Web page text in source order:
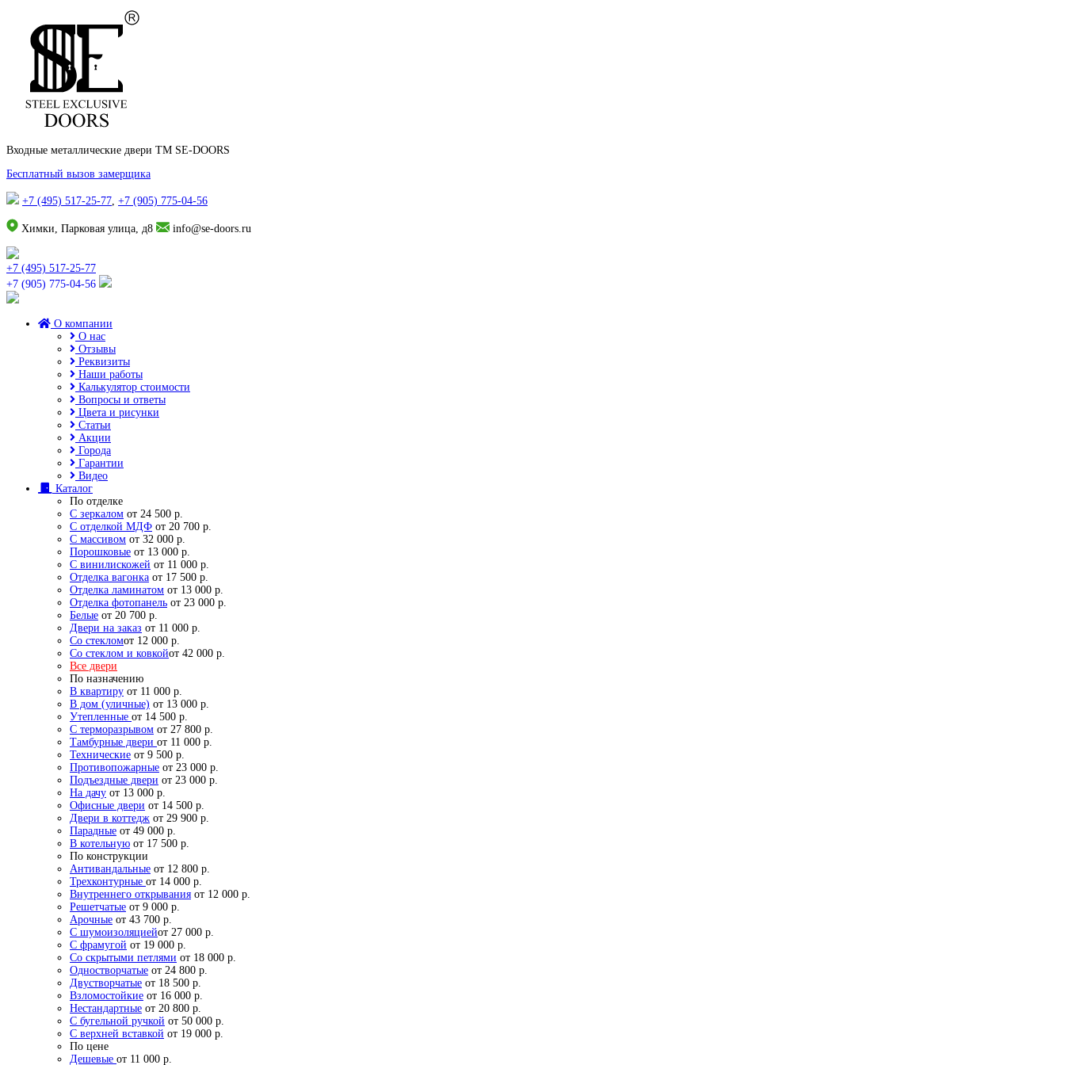
Входные металлические двери TM SE-DOORS
Бесплатный вызов замерщика
+7 (495) 517-25-77, +7 (905) 775-04-56
Химки, Парковая улица, д8 info@se-doors.ru
+7 (495) 517-25-77
+7 (905) 775-04-56
О компании
О нас
Отзывы
Реквизиты
Наши работы
Калькулятор стоимости
Вопросы и ответы
Цвета и рисунки
Статьи
Акции
Города
Гарантии
Видео
Каталог
По отделке
С зеркалом от 24 500 р.
С отделкой МДФ от 20 700 р.
С массивом от 32 000 р.
Порошковые от 13 000 р.
С винилискожей от 11 000 р.
Отделка вагонка от 17 500 р.
Отделка ламинатом от 13 000 р.
Отделка фотопанель от 23 000 р.
Белые от 20 700 р.
Двери на заказ от 11 000 р.
Со стекломот 12 000 р.
Со стеклом и ковкойот 42 000 р.
Все двери
По назначению
В квартиру от 11 000 р.
В дом (уличные) от 13 000 р.
Утепленные от 14 500 р.
С терморазрывом от 27 800 р.
Тамбурные двери от 11 000 р.
Технические от 9 500 р.
Противопожарные от 23 000 р.
Подъездные двери от 23 000 р.
На дачу от 13 000 р.
Офисные двери от 14 500 р.
Двери в коттедж от 29 900 р.
Парадные от 49 000 р.
В котельную от 17 500 р.
По конструкции
Антивандальные от 12 800 р.
Трехконтурные от 14 000 р.
Внутреннего открывания от 12 000 р.
Решетчатые от 9 000 р.
Арочные от 43 700 р.
С шумоизоляциейот 27 000 р.
С фрамугой от 19 000 р.
Со скрытыми петлями от 18 000 р.
Одностворчатые от 24 800 р.
Двустворчатые от 18 500 р.
Взломостойкие от 16 000 р.
Нестандартные от 20 800 р.
С бугельной ручкой от 50 000 р.
С верхней вставкой от 19 000 р.
По цене
Дешевые от 11 000 р.